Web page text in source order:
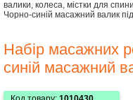
валики, колеса, містки для спини
Чорно-синій масажний валик
Набір масажних
синій масажний